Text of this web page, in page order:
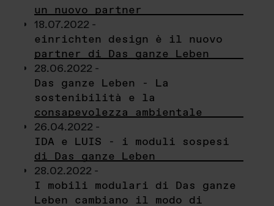
un nuovo partner
18.07.2022 -
einrichten design è il nuovo
partner di Das ganze Leben
28.06.2022 -
Das ganze Leben - La
sostenibilità e la
consapevolezza ambientale
26.04.2022 -
IDA e LUIS - i moduli sospesi
di Das ganze Leben
28.02.2022 -
I mobili modulari di Das ganze
Leben cambiano il modo di